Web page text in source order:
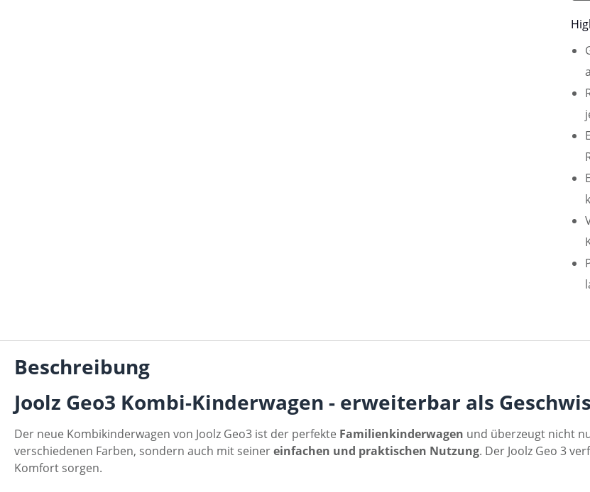
Beschreibung
Joolz Geo3 Kombi-Kinderwagen - erweiterbar als
Der neue Kombikinderwagen von Joolz Geo3 ist der perfekte Familienkinderwagen und überzeugt nicht
verschiedenen Farben, sondern auch mit seinereinfachen und praktischen Nutzung. Der Joolz Geo 3
Komfort sorgen.